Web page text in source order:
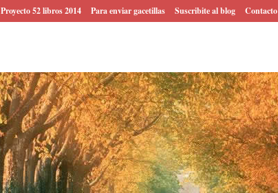
Proyecto 52 libros 2014 Para enviar gacetillas Suscribite al blog Contacto